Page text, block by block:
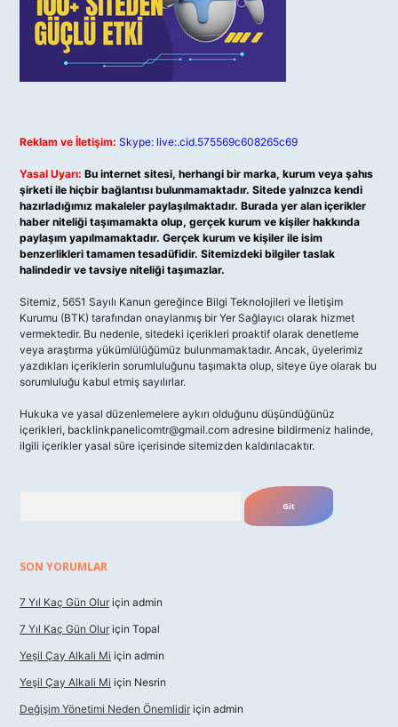
Reklam ve İletişim: Skype: live:.cid.575569c608265c69
Yasal Uyarı: Bu internet sitesi, herhangi bir marka, kurum veya şahıs
şirketi ile hiçbir bağlantısı bulunmamaktadır. Sitede yalnızca kendi
hazırladığımız makaleler paylaşılmaktadır. Burada yer alan içerikler
haber niteliği taşımamakta olup, gerçek kurum ve kişiler hakkında
paylaşım yapılmamaktadır. Gerçek kurum ve kişiler ile isim
benzerlikleri tamamen tesadüfidir. Sitemizdeki bilgiler taslak
halindedir ve tavsiye niteliği taşımazlar.
Sitemiz, 5651 Sayılı Kanun gereğince Bilgi Teknolojileri ve İletişim
Kurumu (BTK) tarafından onaylanmış bir Yer Sağlayıcı olarak hizmet
vermektedir. Bu nedenle, sitedeki içerikleri proaktif olarak denetleme
veya araştırma yükümlülüğümüz bulunmamaktadır. Ancak, üyelerimiz
yazdıkları içeriklerin sorumluluğunu taşımakta olup, siteye üye olarak bu
sorumluluğu kabul etmiş sayılırlar.
Hukuka ve yasal düzenlemelere aykırı olduğunu düşündüğünüz
içerikleri, backlinkpanelicomtr@gmail.com adresine bildirmeniz halinde,
ilgili içerikler yasal süre içerisinde sitemizden kaldırılacaktır.
SON YORUMLAR
7 Yıl Kaç Gün Olur için admin
7 Yıl Kaç Gün Olur için Topal
Yeşil Çay Alkali Mi için admin
Yeşil Çay Alkali Mi için Nesrin
Değişim Yönetimi Neden Önemlidir için admin